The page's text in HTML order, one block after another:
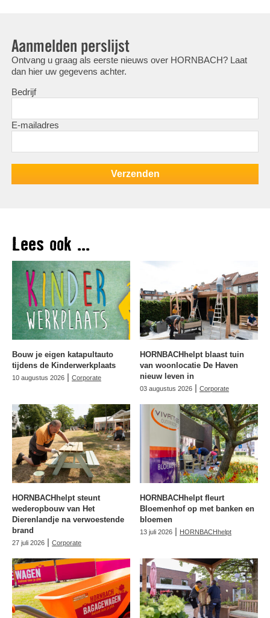
Aanmelden perslijst
Ontvang u graag als eerste nieuws over HORNBACH? Laat
dan hier uw gegevens achter.
Bedrijf
E-mailadres
Lees ook ...
Bouw je eigen katapultauto
tijdens de Kinderwerkplaats
10 augustus 2026 | Corporate
HORNBACHhelpt blaast tuin
van woonlocatie De Haven
nieuw leven in
03 augustus 2026 | Corporate
HORNBACHhelpt steunt
wederopbouw van Het
Dierenlandje na verwoestende
brand
27 juli 2026 | Corporate
HORNBACHhelpt fleurt
Bloemenhof op met banken en
bloemen
13 juli 2026 | HORNBACHhelpt